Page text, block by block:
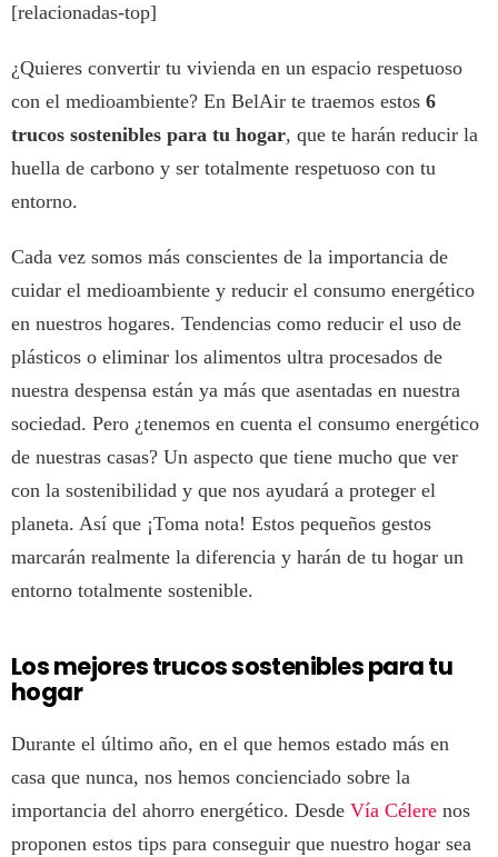
[relacionadas-top]
¿Quieres convertir tu vivienda en un espacio respetuoso
con el medioambiente? En BelAir te traemos estos 6
trucos sostenibles para tu hogar, que te harán reducir la
huella de carbono y ser totalmente respetuoso con tu
entorno.
Cada vez somos más conscientes de la importancia de
cuidar el medioambiente y reducir el consumo energético
en nuestros hogares. Tendencias como reducir el uso de
plásticos o eliminar los alimentos ultra procesados de
nuestra despensa están ya más que asentadas en nuestra
sociedad. Pero ¿tenemos en cuenta el consumo energético
de nuestras casas? Un aspecto que tiene mucho que ver
con la sostenibilidad y que nos ayudará a proteger el
planeta. Así que ¡Toma nota! Estos pequeños gestos
marcarán realmente la diferencia y harán de tu hogar un
entorno totalmente sostenible.
Los mejores trucos sostenibles para tu
hogar
Durante el último año, en el que hemos estado más en
casa que nunca, nos hemos concienciado sobre la
importancia del ahorro energético. Desde Vía Célere nos
proponen estos tips para conseguir que nuestro hogar sea